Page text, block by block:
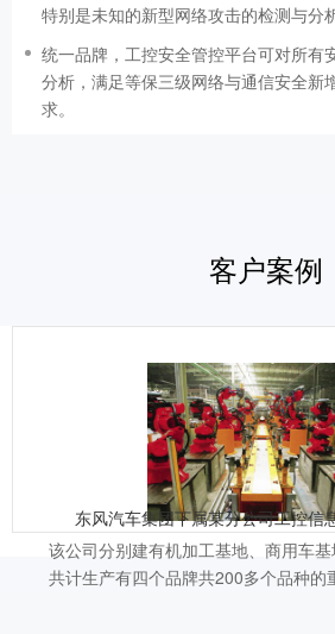
特别是未知的新型网络攻击的检测与分析
统一品牌，工控安全管控平台可对所有
分析，满足等保三级网络与通信安全新
求。
客户案例
东风汽车集团下属某分公司工控信
该公司分别建有机加工基地、商用车基
共计生产有四个品牌共200多个品种的